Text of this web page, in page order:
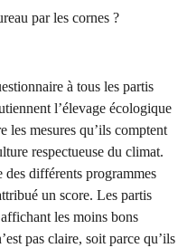
par les cornes ?
à tous les partis
l’élevage écologique
les mesures qu’ils comptent
respectueuse du climat.
des différents programmes
un score. Les partis
les moins bons
pas claire, soit parce qu’ils